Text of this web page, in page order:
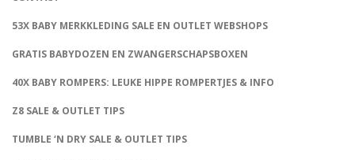
53X BABY MERKKLEDING SALE EN OUTLET WEBSHOPS
GRATIS BABYDOZEN EN ZWANGERSCHAPSBOXEN
40X BABY ROMPERS: LEUKE HIPPE ROMPERTJES & INFO
Z8 SALE & OUTLET TIPS
TUMBLE ‘N DRY SALE & OUTLET TIPS